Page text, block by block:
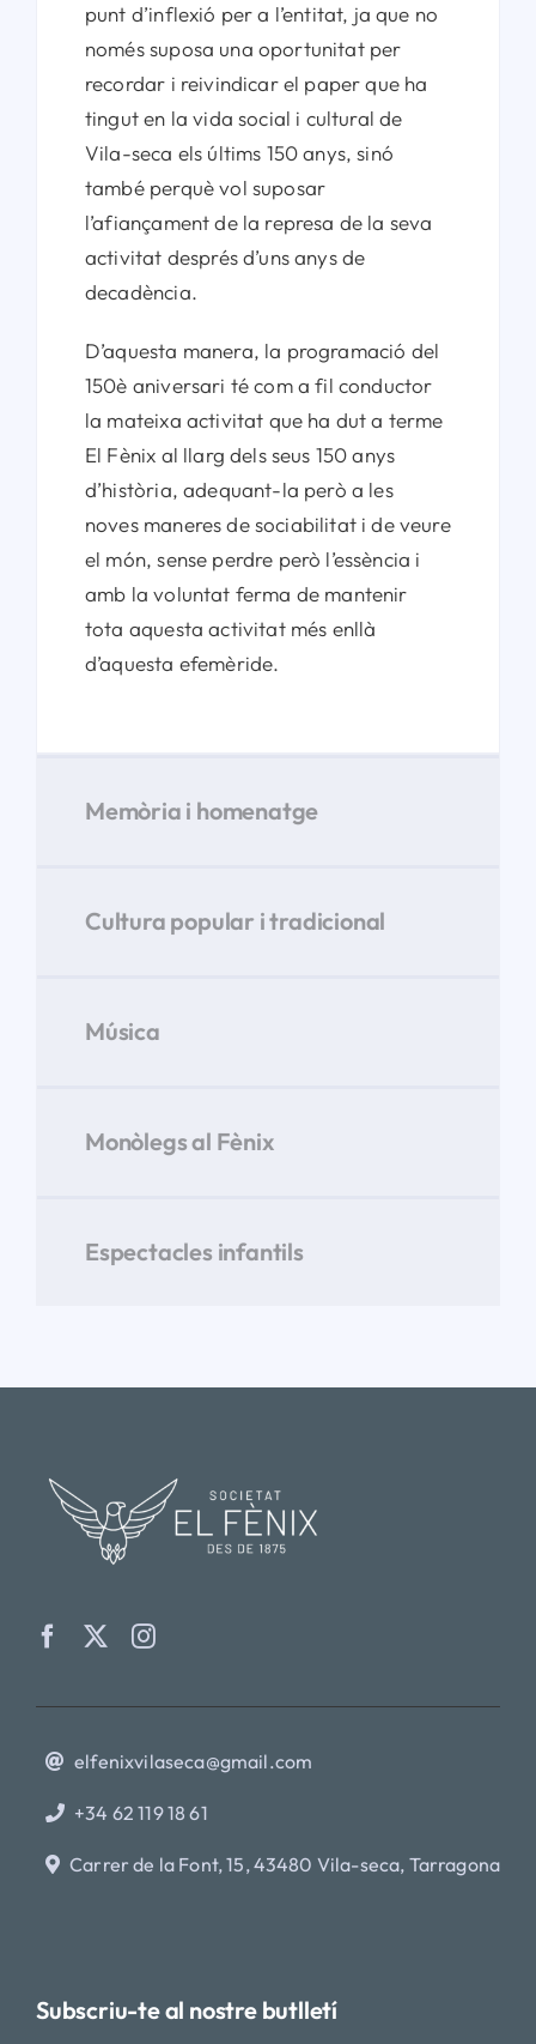
punt d’inflexió per a l’entitat, ja que no
només suposa una oportunitat per
recordar i reivindicar el paper que ha
tingut en la vida social i cultural de
Vila-seca els últims 150 anys, sinó
també perquè vol suposar
l’afiançament de la represa de la seva
activitat després d’uns anys de
decadència.
D’aquesta manera, la programació del
150è aniversari té com a fil conductor
la mateixa activitat que ha dut a terme
El Fènix al llarg dels seus 150 anys
d’història, adequant-la però a les
noves maneres de sociabilitat i de veure
el món, sense perdre però l’essència i
amb la voluntat ferma de mantenir
tota aquesta activitat més enllà
d’aquesta efemèride.
Memòria i homenatge
Cultura popular i tradicional
Música
Monòlegs al Fènix
Espectacles infantils
elfenixvilaseca@gmail.com
+34 62 119 18 61
Carrer de la Font, 15, 43480 Vila-seca, Tarragona
Subscriu-te al nostre butlletí